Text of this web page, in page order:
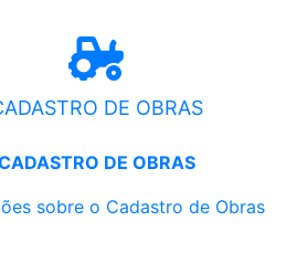
DE OBRAS
DE OBRAS
sobre o Cadastro de Obras